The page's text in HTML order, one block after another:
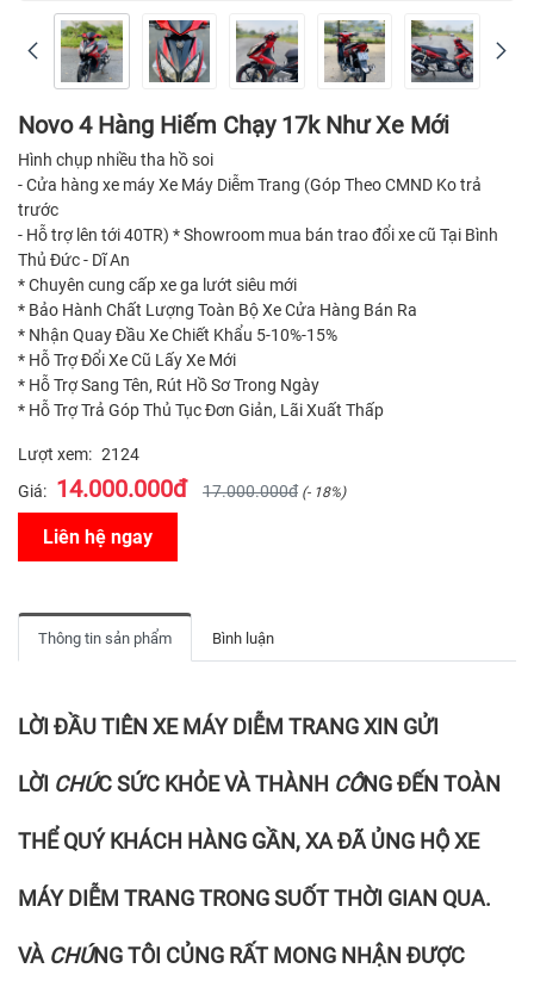
Novo 4 Hàng Hiếm Chạy 17k Như Xe Mới
Hình chụp nhiều tha hồ soi
- Cửa hàng xe máy Xe Máy Diễm Trang (Góp Theo CMND Ko trả
trước
- Hỗ trợ lên tới 40TR) * Showroom mua bán trao đổi xe cũ Tại Bình
Thủ Đức - Dĩ An
* Chuyên cung cấp xe ga lướt siêu mới
* Bảo Hành Chất Lượng Toàn Bộ Xe Cửa Hàng Bán Ra
* Nhận Quay Đầu Xe Chiết Khẩu 5-10%-15%
* Hỗ Trợ Đổi Xe Cũ Lấy Xe Mới
* Hỗ Trợ Sang Tên, Rút Hồ Sơ Trong Ngày
* Hỗ Trợ Trả Góp Thủ Tục Đơn Giản, Lãi Xuất Thấp
Lượt xem: 2124
Giá: 14.000.000đ 17.000.000đ (- 18%)
Liên hệ ngay
Thông tin sản phẩm Bình luận
LỜI ĐẦU TIÊN XE MÁY DIỄM TRANG XIN GỬI
LỜI CHÚC SỨC KHỎE VÀ THÀNH CÔNG ĐẾN TOÀN
THỂ QUÝ KHÁCH HÀNG GẦN, XA ĐÃ ỦNG HỘ XE
MÁY DIỄM TRANG TRONG SUỐT THỜI GIAN QUA.
VÀ CHÚNG TÔI CỦNG RẤT MONG NHẬN ĐƯỢC